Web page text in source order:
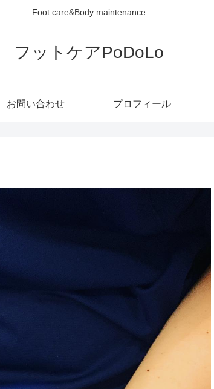
Foot care&Body maintenance
フットケアPoDoLo
お問い合わせ プロフィール